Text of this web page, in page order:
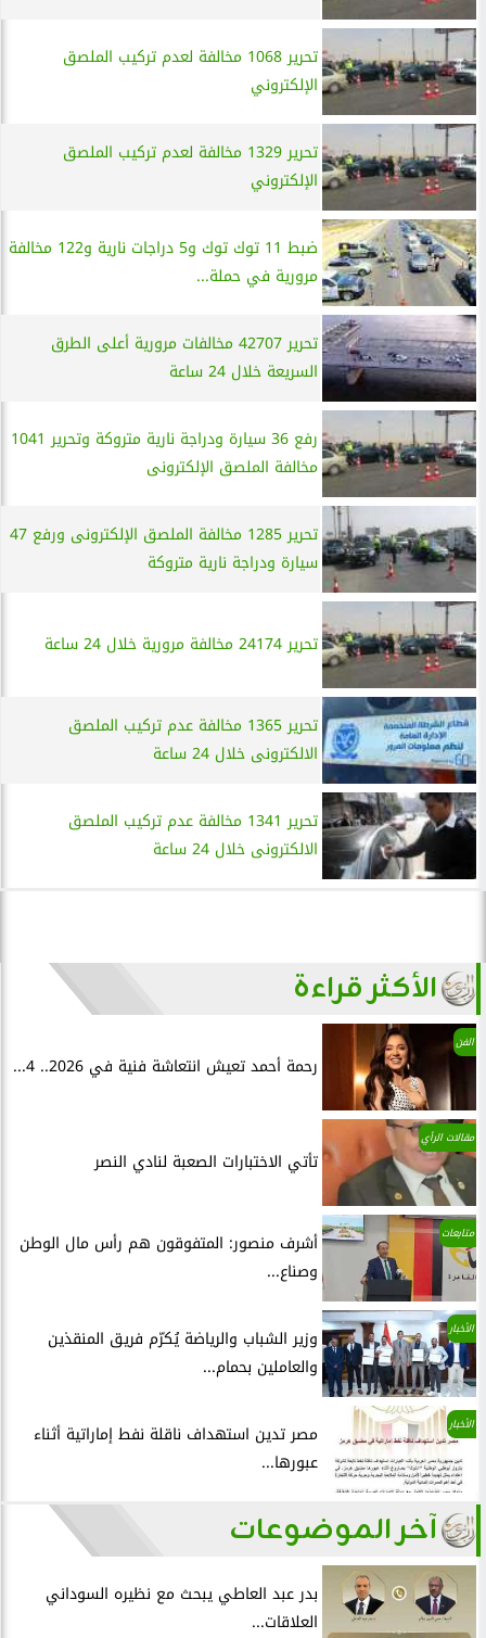
تحرير 1068 مخالفة لعدم تركيب الملصق
الإلكتروني
تحرير 1329 مخالفة لعدم تركيب الملصق
الإلكتروني
ضبط 11 توك توك و5 دراجات نارية و122 مخالفة
مرورية في حملة...
تحرير 42707 مخالفات مرورية أعلى الطرق
السريعة خلال 24 ساعة
رفع 36 سيارة ودراجة نارية متروكة وتحرير 1041
مخالفة الملصق الإلكترونى
تحرير 1285 مخالفة الملصق الإلكترونى ورفع 47
سيارة ودراجة نارية متروكة
تحرير 24174 مخالفة مرورية خلال 24 ساعة
تحرير 1365 مخالفة عدم تركيب الملصق
الالكترونى خلال 24 ساعة
تحرير 1341 مخالفة عدم تركيب الملصق
الالكترونى خلال 24 ساعة
الأكثر قراءة
الفن
رحمة أحمد تعيش انتعاشة فنية في 2026.. 4...
مقالات الرأي
تأتي الاختبارات الصعبة لنادي النصر
متابعات
أشرف منصور: المتفوقون هم رأس مال الوطن
وصناع...
الأخبار
وزير الشباب والرياضة يُكرّم فريق المنقذين
والعاملين بحمام...
الأخبار
مصر تدين استهداف ناقلة نفط إماراتية أثناء
عبورها...
آخر الموضوعات
بدر عبد العاطي يبحث مع نظيره السوداني
العلاقات...